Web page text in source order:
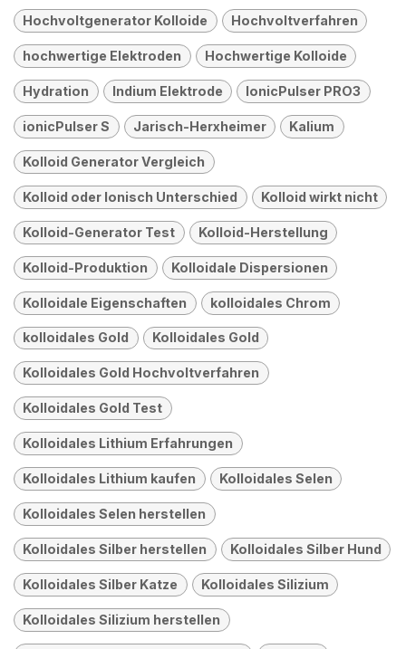
Hochvoltgenerator Kolloide Hochvoltverfahren
hochwertige Elektroden Hochwertige Kolloide
Hydration Indium Elektrode IonicPulser PRO3
ionicPulser S Jarisch-Herxheimer Kalium
Kolloid Generator Vergleich
Kolloid oder Ionisch Unterschied Kolloid wirkt nicht
Kolloid-Generator Test Kolloid-Herstellung
Kolloid-Produktion Kolloidale Dispersionen
Kolloidale Eigenschaften kolloidales Chrom
kolloidales Gold Kolloidales Gold
Kolloidales Gold Hochvoltverfahren
Kolloidales Gold Test
Kolloidales Lithium Erfahrungen
Kolloidales Lithium kaufen Kolloidales Selen
Kolloidales Selen herstellen
Kolloidales Silber herstellen Kolloidales Silber Hund
Kolloidales Silber Katze Kolloidales Silizium
Kolloidales Silizium herstellen